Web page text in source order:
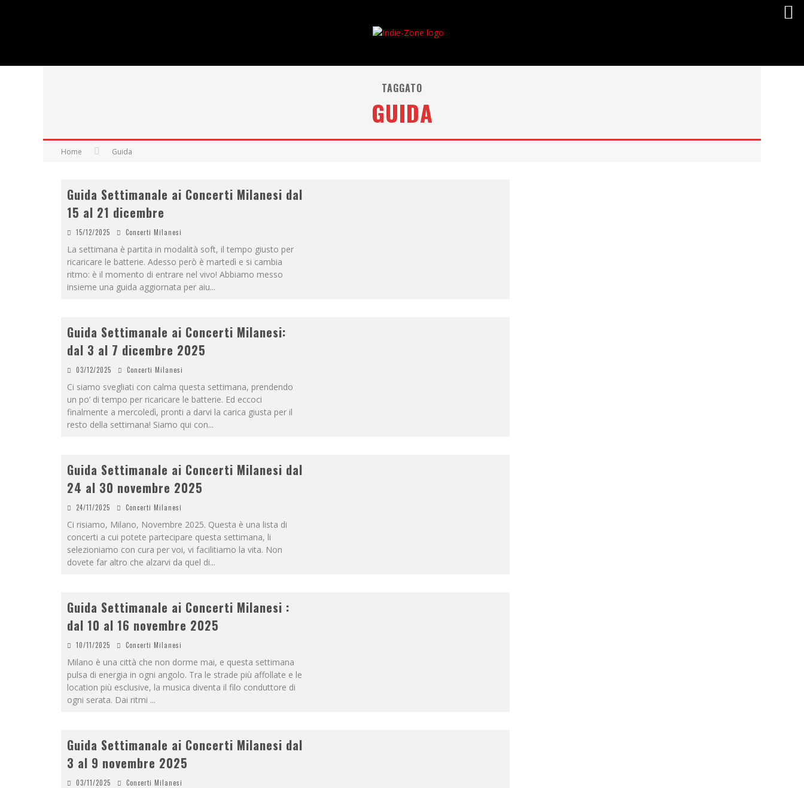
TAGGATO
GUIDA
Home Guida
Guida Settimanale ai Concerti Milanesi dal
15 al 21 dicembre
15/12/2025 Concerti Milanesi
La settimana è partita in modalità soft, il tempo giusto per
ricaricare le batterie. Adesso però è martedì e si cambia
ritmo: è il momento di entrare nel vivo! Abbiamo messo
insieme una guida aggiornata per aiu...
Guida Settimanale ai Concerti Milanesi:
dal 3 al 7 dicembre 2025
03/12/2025 Concerti Milanesi
Ci siamo svegliati con calma questa settimana, prendendo
un po’ di tempo per ricaricare le batterie. Ed eccoci
finalmente a mercoledì, pronti a darvi la carica giusta per il
resto della settimana! Siamo qui con...
Guida Settimanale ai Concerti Milanesi dal
24 al 30 novembre 2025
24/11/2025 Concerti Milanesi
Ci risiamo, Milano, Novembre 2025. Questa è una lista di
concerti a cui potete partecipare questa settimana, li
selezioniamo con cura per voi, vi facilitiamo la vita. Non
dovete far altro che alzarvi da quel di...
Guida Settimanale ai Concerti Milanesi :
dal 10 al 16 novembre 2025
10/11/2025 Concerti Milanesi
Milano è una città che non dorme mai, e questa settimana
pulsa di energia in ogni angolo. Tra le strade più affollate e le
location più esclusive, la musica diventa il filo conduttore di
ogni serata. Dai ritmi ...
Guida Settimanale ai Concerti Milanesi dal
3 al 9 novembre 2025
03/11/2025 Concerti Milanesi